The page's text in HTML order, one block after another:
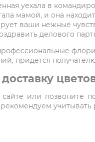
уехала в
мамой, и она
ваши нежные
делового
придется
доставку
или позвоните
учитывать